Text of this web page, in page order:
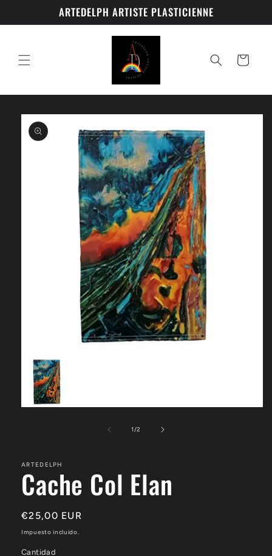
directamente
al contenido
ARTEDELPH ARTISTE PLASTICIENNE
Carrito
directamente
información
ventana
modal
1/de
2
ARTEDELPH
Cache Col Elan
Precio
habitual
€25,00 EUR
Impuesto incluido.
Cantidad